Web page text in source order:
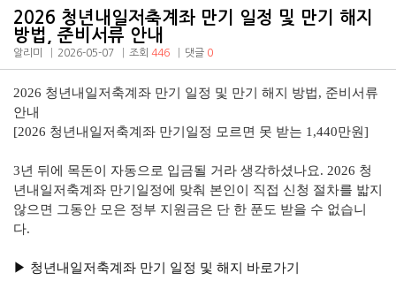
2026 청년내일저축계좌 만기 일정 및 만기 해지
방법, 준비서류 안내
알리미 2026-05-07 조회 446 댓글 0
2026 청년내일저축계좌 만기 일정 및 만기 해지 방법, 준비서류
안내
[2026 청년내일저축계좌 만기일정 모르면 못 받는 1,440만원]
3년 뒤에 목돈이 자동으로 입금될 거라 생각하셨나요. 2026 청
년내일저축계좌 만기일정에 맞춰 본인이 직접 신청 절차를 밟지
않으면 그동안 모은 정부 지원금은 단 한 푼도 받을 수 없습니
다.
▶︎ 청년내일저축계좌 만기 일정 및 해지 바로가기